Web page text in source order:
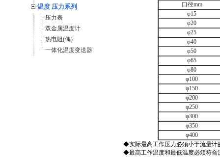
温度 压力系列
压力表
双金属温度计
热电阻(偶)
一体化温度变送器
口径mm
φ15
φ20
φ25
φ40
φ50
φ65
φ80
φ100
φ150
φ200
φ250
φ300
φ350
φ400
◆实际最高工作压力必须小于流量计
◆最高工作温度和最低温度必须符合